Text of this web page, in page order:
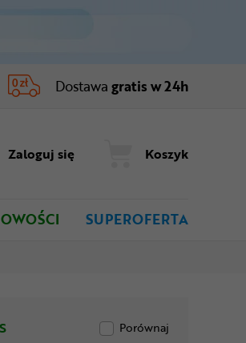
Dostawa gratis w 24h
Zaloguj się Koszyk
SUPEROFERTA
Porównaj